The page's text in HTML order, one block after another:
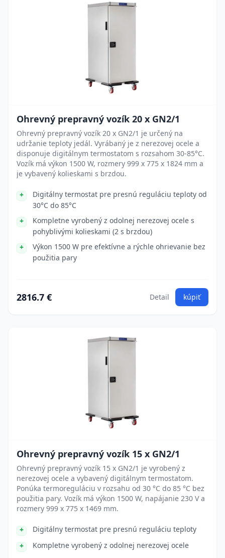
Ohrevný prepravný vozík 20 x GN2/1
Ohrevný prepravný vozík 20 x GN2/1 je určený na
udržanie teploty jedál. Vyrábaný je z nerezovej ocele a
disponuje digitálnym termostatom s rozsahom 30-85°C.
Vozík má výkon 1500 W, rozmery 999 x 775 x 1824 mm a
je vybavený kolieskami s brzdou.
Digitálny termostat pre presnú reguláciu teploty od
30°C do 85°C
Kompletne vyrobený z odolnej nerezovej ocele s
pohyblivými kolieskami (2 s brzdou)
Výkon 1500 W pre efektívne a rýchle ohrievanie bez
použitia pary
2816.7 € Detail kúpiť
Ohrevný prepravný vozík 15 x GN2/1
Ohrevný prepravný vozík 15 x GN2/1 je vyrobený z
nerezovej ocele a vybavený digitálnym termostatom.
Ponúka termoreguláciu v rozsahu od 30 °C do 85 °C bez
použitia pary. Vozík má výkon 1500 W, napájanie 230 V a
rozmery 999 x 775 x 1469 mm.
Digitálny termostat pre presnú reguláciu teploty
Kompletne vyrobený z odolnej nerezovej ocele